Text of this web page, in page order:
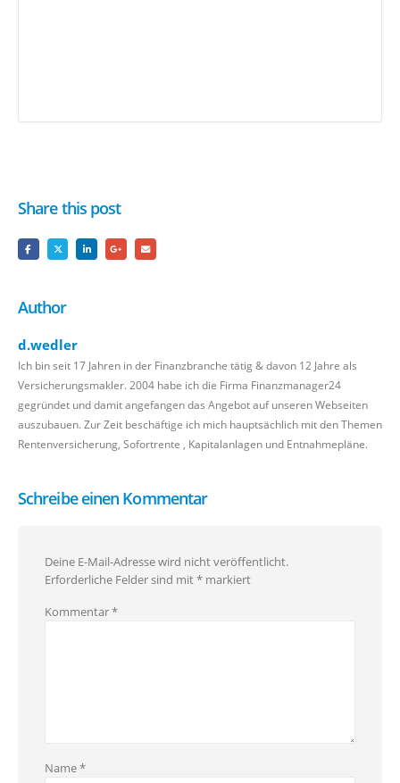
Share this post
Author
d.wedler
Ich bin seit 17 Jahren in der Finanzbranche tätig & davon 12 Jahre als
Versicherungsmakler. 2004 habe ich die Firma Finanzmanager24
gegründet und damit angefangen das Angebot auf unseren Webseiten
auszubauen. Zur Zeit beschäftige ich mich hauptsächlich mit den Themen
Rentenversicherung, Sofortrente , Kapitalanlagen und Entnahmepläne.
Schreibe einen Kommentar
Deine E-Mail-Adresse wird nicht veröffentlicht.
Erforderliche Felder sind mit* markiert
Kommentar*
Name*